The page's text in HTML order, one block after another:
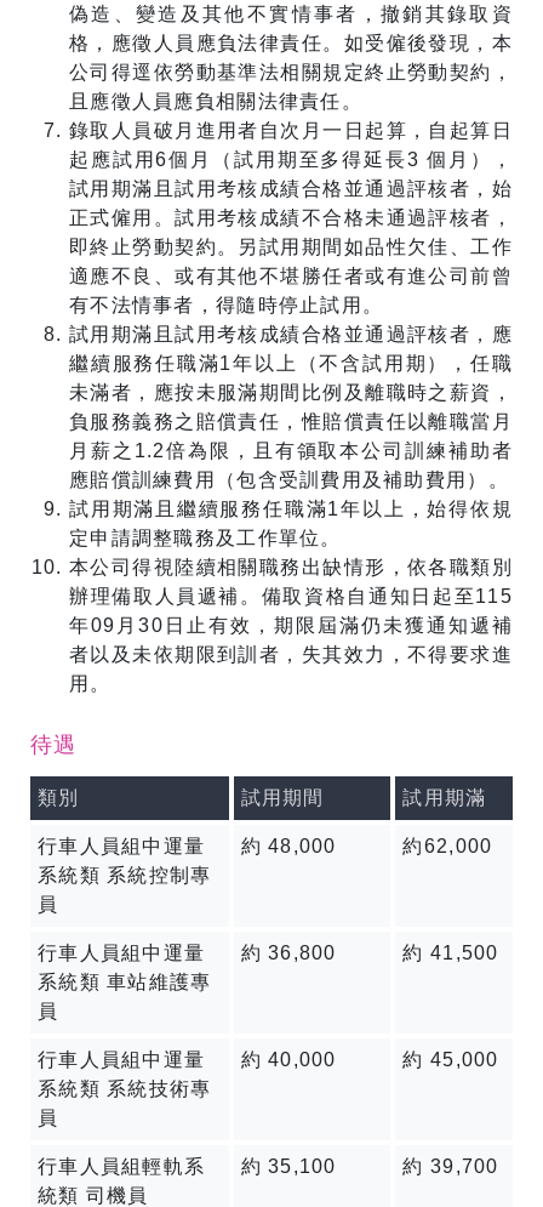
偽造、變造及其他不實情事者，撤銷其錄取資
格，應徵人員應負法律責任。如受僱後發現，本
公司得逕依勞動基準法相關規定終止勞動契約，
且應徵人員應負相關法律責任。
錄取人員破月進用者自次月一日起算，自起算日
起應試用6個月（試用期至多得延長3 個月），
試用期滿且試用考核成績合格並通過評核者，始
正式僱用。試用考核成績不合格未通過評核者，
即終止勞動契約。另試用期間如品性欠佳、工作
適應不良、或有其他不堪勝任者或有進公司前曾
有不法情事者，得隨時停止試用。
試用期滿且試用考核成績合格並通過評核者，應
繼續服務任職滿1年以上（不含試用期），任職
未滿者，應按未服滿期間比例及離職時之薪資，
負服務義務之賠償責任，惟賠償責任以離職當月
月薪之1.2倍為限，且有領取本公司訓練補助者
應賠償訓練費用（包含受訓費用及補助費用）。
試用期滿且繼續服務任職滿1年以上，始得依規
定申請調整職務及工作單位。
本公司得視陸續相關職務出缺情形，依各職類別
辦理備取人員遞補。備取資格自通知日起至115
年09月30日止有效，期限屆滿仍未獲通知遞補
者以及未依期限到訓者，失其效力，不得要求進
用。
待遇
類別 試用期間 試用期滿
行車人員組中運量
系統類 系統控制專
員
約 48,000 約62,000
行車人員組中運量
系統類 車站維護專
員
約 36,800 約 41,500
行車人員組中運量
系統類 系統技術專
員
約 40,000 約 45,000
行車人員組輕軌系
統類 司機員
約 35,100 約 39,700